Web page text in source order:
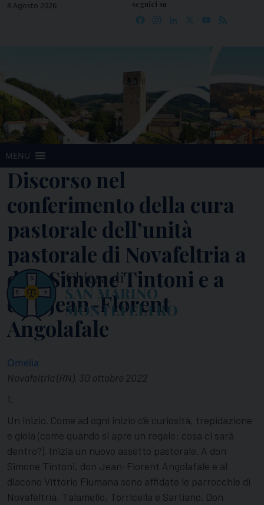
Skip8 Agosto 2026 seguici su
Facebook
Instagram
LinkedIn YouTube
MENU
Discorso nel
conferimento della cura
pastorale dell’unità
pastorale di Novafeltria a
don Simone Tintoni e a
don Jean-Florent
Angolafale
Omelia
Novafeltria (RN), 30 ottobre 2022
1.
Un inizio. Come ad ogni inizio c’è curiosità, trepidazione
e gioia (come quando si apre un regalo: cosa ci sarà
dentro?). Inizia un nuovo assetto pastorale. A don
Simone Tintoni, don Jean-Florent Angolafale e al
diacono Vittorio Fiumana sono affidate le parrocchie di
Novafeltria, Talamello, Torricella e Sartiano. Don